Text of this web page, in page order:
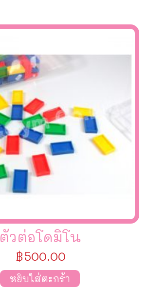
ตัวต่อโดมิโน
฿500.00
หยิบใส่ตะกร้า